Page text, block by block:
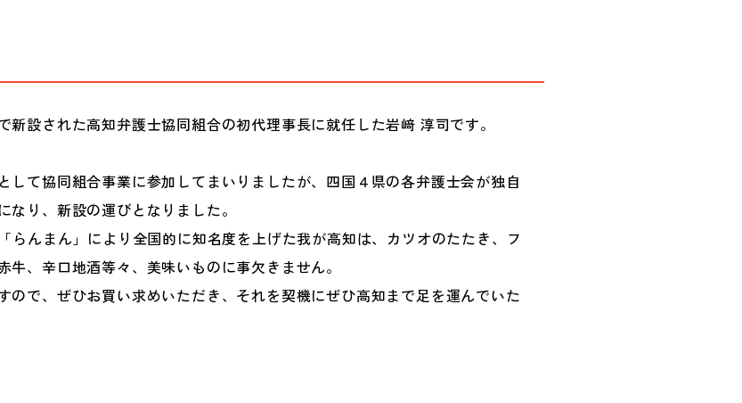
設された高知弁護士協同組合の初代理事長に就任した岩﨑 淳司です。
して協同組合事業に参加してまいりましたが、四国４県の各弁護士会が独自
り、新設の運びとなりました。
らんまん」により全国的に知名度を上げた我が高知は、カツオのたたき、フ
、辛口地酒等々、美味いものに事欠きません。
ので、ぜひお買い求めいただき、それを契機にぜひ高知まで足を運んでいた